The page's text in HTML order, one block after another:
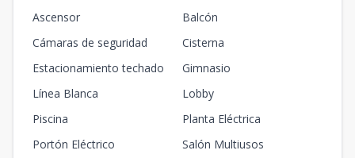
Ascensor
Balcón
Cámaras de seguridad
Cisterna
Estacionamiento techado
Gimnasio
Línea Blanca
Lobby
Piscina
Planta Eléctrica
Portón Eléctrico
Salón Multiusos